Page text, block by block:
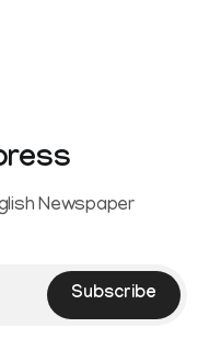
after Sangeetha
Newspaper
Subscribe